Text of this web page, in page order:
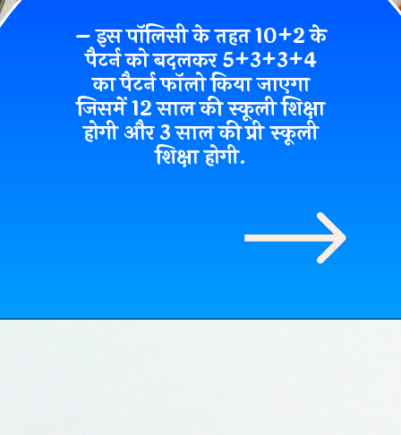
– इस पॉलिसी के तहत 10+2 के
पैटर्न को बदलकर 5+3+3+4
का पैटर्न फॉलो किया जाएगा
जिसमें 12 साल की स्कूली शिक्षा
होगी और 3 साल की प्री स्कूली
शिक्षा होगी.